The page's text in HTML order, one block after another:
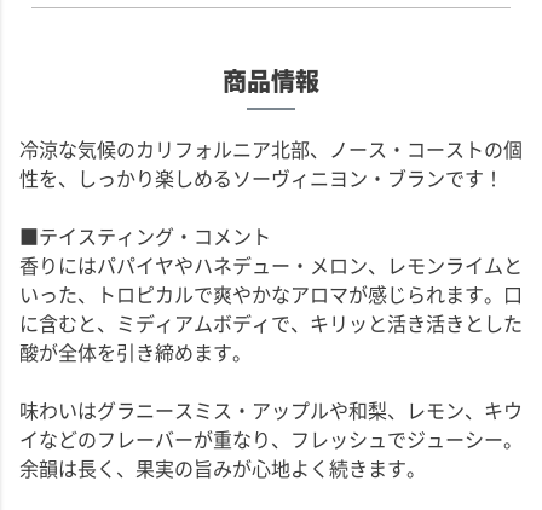
商品情報
冷涼な気候のカリフォルニア北部、ノース・コーストの個
性を、しっかり楽しめるソーヴィニヨン・ブランです！
■テイスティング・コメント
香りにはパパイヤやハネデュー・メロン、レモンライムと
いった、トロピカルで爽やかなアロマが感じられます。口
に含むと、ミディアムボディで、キリッと活き活きとした
酸が全体を引き締めます。
味わいはグラニースミス・アップルや和梨、レモン、キウ
イなどのフレーバーが重なり、フレッシュでジューシー。
余韻は長く、果実の旨みが心地よく続きます。